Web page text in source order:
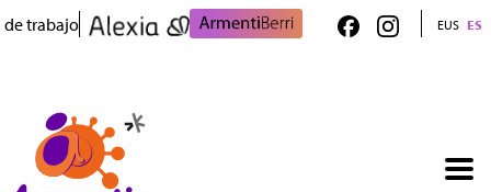
Pasar al contenido principal
de trabajo EUS ES